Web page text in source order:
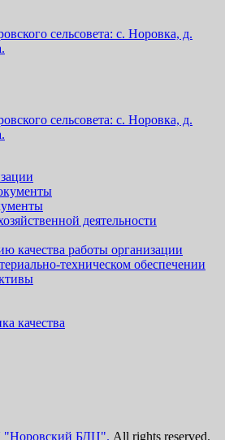
сельсовета: с. Норовка, д.
сельсовета: с. Норовка, д.
деятельности
качества работы организации
техническом обеспечении
качества
БДЦ". All rights reserved.